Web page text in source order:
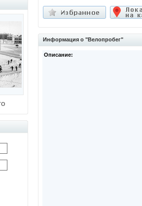
Информация о "Велопробег"
Описание: